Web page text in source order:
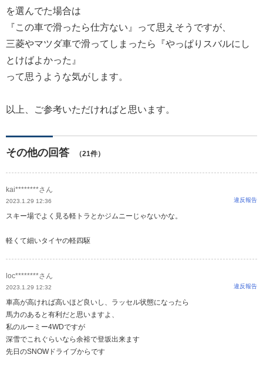
を選んでた場合は
『この車で滑ったら仕方ない』って思えそうですが、
三菱やマツダ車で滑ってしまったら『やっぱりスバルにし
とけばよかった』
って思うような気がします。
以上、ご参考いただければと思います。
その他の回答 （21件）
kai********さん
2023.1.29 12:36 違反報告
スキー場でよく見る軽トラとかジムニーじゃないかな。
軽くて細いタイヤの軽四駆
loc********さん
2023.1.29 12:32 違反報告
車高が高ければ高いほど良いし、ラッセル状態になったら
馬力のあると有利だと思いますよ、
私のルーミー4WDですが
深雪でこれぐらいなら余裕で登坂出来ます
先日のSNOWドライブからです